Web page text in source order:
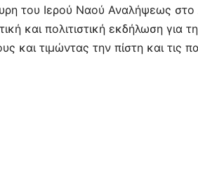
του Ιερού Ναού Αναλήψεως στο
και πολιτιστική εκδήλωση για
και τιμώντας την πίστη και τις